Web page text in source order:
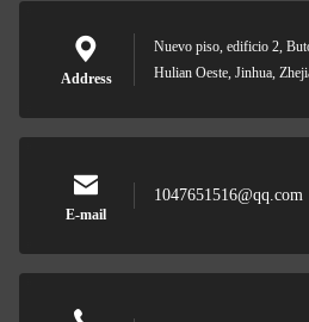
Address
Nuevo piso, edificio 2,
Hulian Oeste, Jinhua,
E-mail
1047651516@qq.com